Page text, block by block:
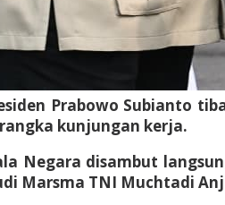
Prabowo Subianto
kunjungan kerja.
Negara disambut
Marsma TNI Muchtadi